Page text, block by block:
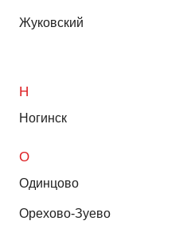
Жуковский
Н
Ногинск
О
Одинцово
Орехово-Зуево